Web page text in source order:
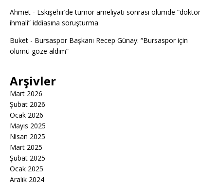
Ahmet - Eskişehir’de tümör ameliyatı sonrası ölümde “doktor
ihmali” iddiasına soruşturma
Buket - Bursaspor Başkanı Recep Günay: “Bursaspor için
ölümü göze aldım”
Arşivler
Mart 2026
Şubat 2026
Ocak 2026
Mayıs 2025
Nisan 2025
Mart 2025
Şubat 2025
Ocak 2025
Aralık 2024